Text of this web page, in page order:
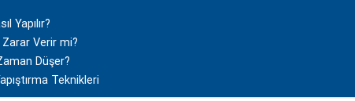
Yapılır?
Verir mi?
Düşer?
Teknikleri